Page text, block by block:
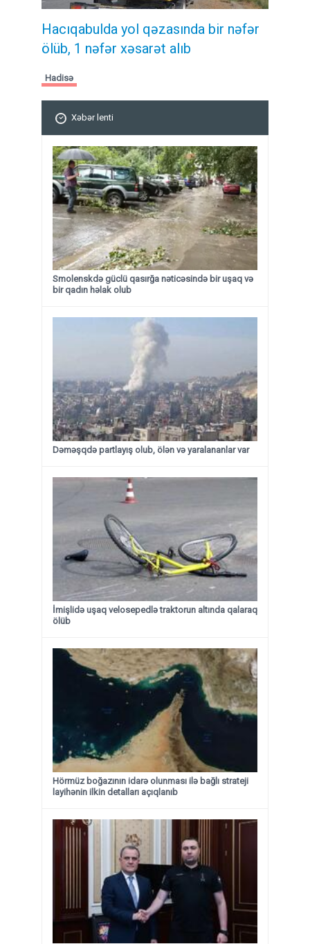
Hacıqabulda yol qəzasında bir nəfər
ölüb, 1 nəfər xəsarət alıb
Hadisə
Xəbər lenti
Smolenskdə güclü qasırğa nəticəsində bir uşaq və
bir qadın həlak olub
Dəməşqdə partlayış olub, ölən və yaralananlar var
İmişlidə uşaq velosepedlə traktorun altında qalaraq
ölüb
Hörmüz boğazının idarə olunması ilə bağlı strateji
layihənin ilkin detalları açıqlanıb